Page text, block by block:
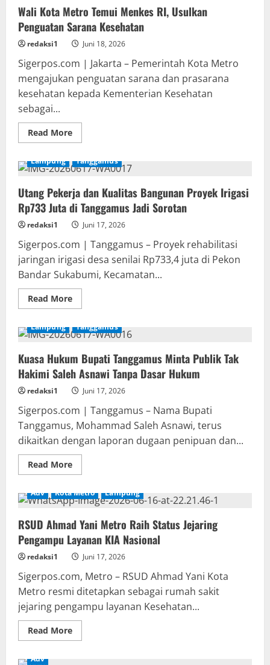
Terduga
Pelaku
Pengeroyokan
di
Keteguhan
Lampung
Wali Kota Metro Temui Menkes RI, Usulkan
Penguatan Sarana Kesehatan
redaksi1 Juni 18, 2026
Sigerpos.com | Jakarta – Pemerintah Kota Metro
mengajukan penguatan sarana dan prasarana
kesehatan kepada Kementerian Kesehatan
sebagai...
Read MoreRead
more
Kota
Metro
Menkes
RI,
Usulkan
Penguatan
Sarana
Lampung Tanggamus
Utang Pekerja dan Kualitas Bangunan Proyek Irigasi
Rp733 Juta di Tanggamus Jadi Sorotan
redaksi1 Juni 17, 2026
Sigerpos.com | Tanggamus – Proyek rehabilitasi
jaringan irigasi desa senilai Rp733,4 juta di Pekon
Bandar Sukabumi, Kecamatan...
Read MoreRead
more
Pekerja
dan
Bangunan
Proyek
Irigasi
Rp733
Juta
Tanggamus
Jadi
Sorotan
Lampung Tanggamus
Kuasa Hukum Bupati Tanggamus Minta Publik Tak
Hakimi Saleh Asnawi Tanpa Dasar Hukum
redaksi1 Juni 17, 2026
Sigerpos.com | Tanggamus – Nama Bupati
Tanggamus, Mohammad Saleh Asnawi, terus
dikaitkan dengan laporan dugaan penipuan dan...
Read MoreRead
more
Hukum
Bupati
Minta
Publik
Tak
Hakimi
Saleh
Tanpa
Dasar
Hukum
Adv Kota Metro Lampung
RSUD Ahmad Yani Metro Raih Status Jejaring
Pengampu Layanan KIA Nasional
redaksi1 Juni 17, 2026
Sigerpos.com, Metro – RSUD Ahmad Yani Kota
Metro resmi ditetapkan sebagai rumah sakit
jejaring pengampu layanan Kesehatan...
Read MoreRead
more
Adv